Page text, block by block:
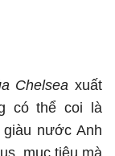
Chelsea xuất
có thể coi là
nước Anh
mục tiêu mà